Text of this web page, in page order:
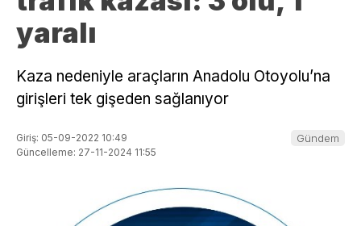
yaralı
Kaza nedeniyle araçların Anadolu Otoyolu’na
girişleri tek gişeden sağlanıyor
Giriş: 05-09-2022 10:49
Güncelleme: 27-11-2024 11:55
Gündem